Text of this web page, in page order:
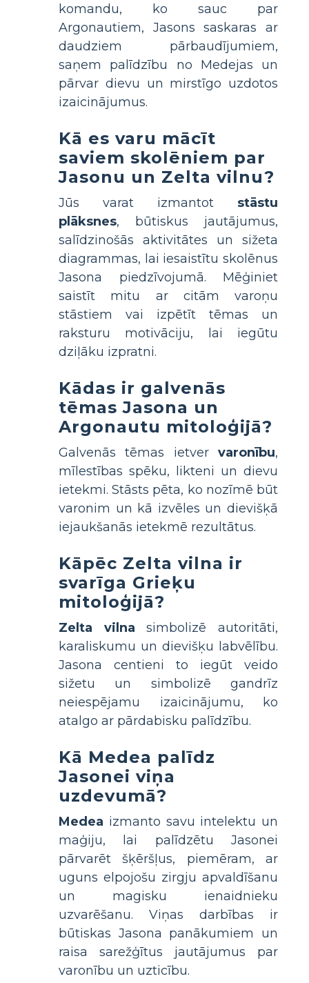
komandu, ko sauc par
Argonautiem, Jasons saskaras ar
daudziem pārbaudījumiem,
saņem palīdzību no Medejas un
pārvar dievu un mirstīgo uzdotos
izaicinājumus.
Kā es varu mācīt
saviem skolēniem par
Jasonu un Zelta vilnu?
Jūs varat izmantot stāstu
plāksnes, būtiskus jautājumus,
salīdzinošās aktivitātes un sižeta
diagrammas, lai iesaistītu skolēnus
Jasona piedzīvojumā. Mēģiniet
saistīt mitu ar citām varoņu
stāstiem vai izpētīt tēmas un
raksturu motivāciju, lai iegūtu
dziļāku izpratni.
Kādas ir galvenās
tēmas Jasona un
Argonautu mitoloģijā?
Galvenās tēmas ietver varonību,
mīlestības spēku, likteni un dievu
ietekmi. Stāsts pēta, ko nozīmē būt
varonim un kā izvēles un dievišķā
iejaukšanās ietekmē rezultātus.
Kāpēc Zelta vilna ir
svarīga Grieķu
mitoloģijā?
Zelta vilna simbolizē autoritāti,
karaliskumu un dievišķu labvēlību.
Jasona centieni to iegūt veido
sižetu un simbolizē gandrīz
neiespējamu izaicinājumu, ko
atalgo ar pārdabisku palīdzību.
Kā Medea palīdz
Jasonei viņa
uzdevumā?
Medea izmanto savu intelektu un
maģiju, lai palīdzētu Jasonei
pārvarēt šķēršļus, piemēram, ar
uguns elpojošu zirgju apvaldīšanu
un magisku ienaidnieku
uzvarēšanu. Viņas darbības ir
būtiskas Jasona panākumiem un
raisa sarežģītus jautājumus par
varonību un uzticību.